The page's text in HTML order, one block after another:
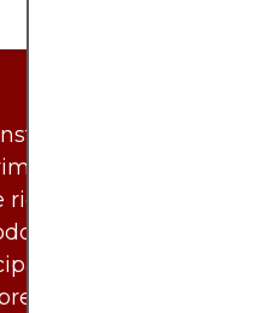
y otros activos,
Existe la
el capital
en estas